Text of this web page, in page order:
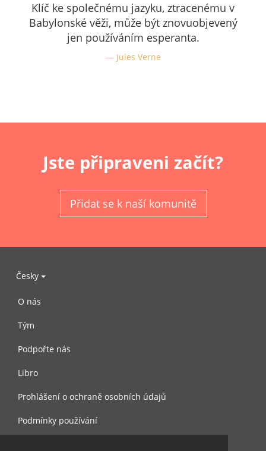
Klíč ke společnému jazyku, ztracenému v
Babylonské věži, může být znovuobjevený
jen používáním esperanta.
Jules Verne
Jste připraveni začít?
Přidat se k naší komunitě
Česky
O nás
Tým
Podpořte nás
Libro
Prohlášení o ochraně osobních údajů
Podmínky používání